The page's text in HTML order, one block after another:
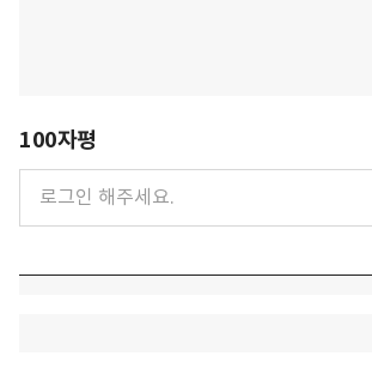
100자평